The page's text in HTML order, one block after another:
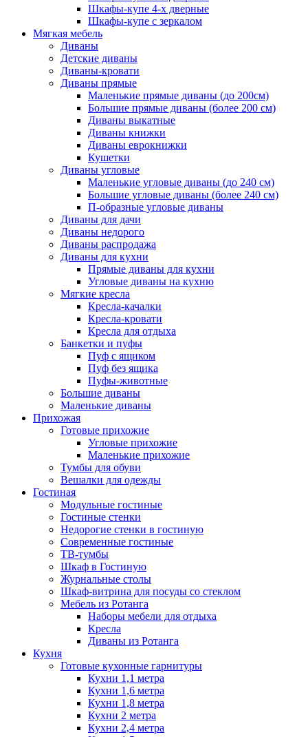
Шкафы-купе 4-х дверные
Шкафы-купе с зеркалом
Мягкая мебель
Диваны
Детские диваны
Диваны-кровати
Диваны прямые
Маленькие прямые диваны (до 200см)
Большие прямые диваны (более 200 см)
Диваны выкатные
Диваны книжки
Диваны еврокнижки
Кушетки
Диваны угловые
Маленькие угловые диваны (до 240 см)
Большие угловые диваны (более 240 см)
П-образные угловые диваны
Диваны для дачи
Диваны недорого
Диваны распродажа
Диваны для кухни
Прямые диваны для кухни
Угловые диваны на кухню
Мягкие кресла
Кресла-качалки
Кресла-кровати
Кресла для отдыха
Банкетки и пуфы
Пуф с ящиком
Пуф без ящика
Пуфы-животные
Большие диваны
Маленькие диваны
Прихожая
Готовые прихожие
Угловые прихожие
Маленькие прихожие
Тумбы для обуви
Вешалки для одежды
Гостиная
Модульные гостиные
Гостиные стенки
Недорогие стенки в гостиную
Современные гостиные
ТВ-тумбы
Шкаф в Гостиную
Журнальные столы
Шкаф-витрина для посуды со стеклом
Мебель из Ротанга
Наборы мебели для отдыха
Кресла
Диваны из Ротанга
Кухня
Готовые кухонные гарнитуры
Кухни 1,1 метра
Кухни 1,6 метра
Кухни 1,8 метра
Кухни 2 метра
Кухни 2,4 метра